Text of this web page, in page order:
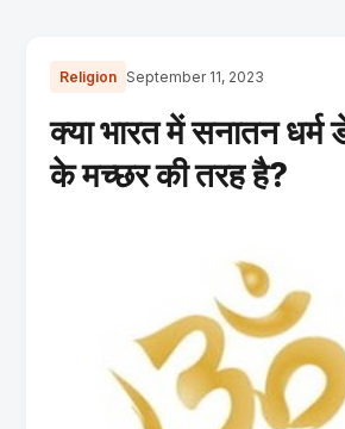
Religion September 11, 2023
क्या भारत में सनातन धर्म
के मच्छर की तरह है?